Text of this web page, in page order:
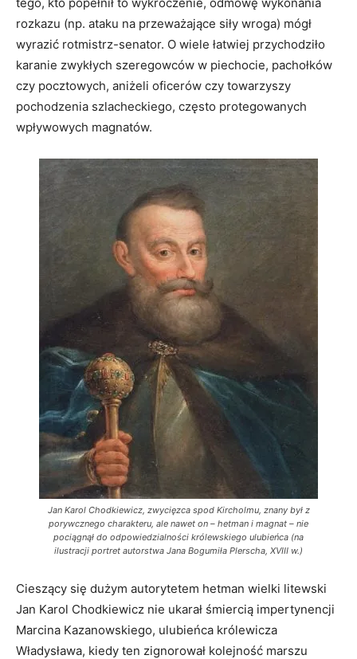
rozkazu (np. ataku na przeważające siły wroga) mógł
wyrazić rotmistrz-senator. O wiele łatwiej przychodziło
karanie zwykłych szeregowców w piechocie, pachołków
czy pocztowych, aniżeli oficerów czy towarzyszy
pochodzenia szlacheckiego, często protegowanych
wpływowych magnatów.
Jan Karol Chodkiewicz, zwycięzca spod Kircholmu, znany był z
porywcznego charakteru, ale nawet on – hetman i magnat – nie
pociągnął do odpowiedzialności królewskiego ulubieńca (na
ilustracji portret autorstwa Jana Bogumiła Plerscha, XVIII w.)
Cieszący się dużym autorytetem hetman wielki litewski
Jan Karol Chodkiewicz nie ukarał śmiercią impertynencji
Marcina Kazanowskiego, ulubieńca królewicza
Władysława, kiedy ten zignorował kolejność marszu